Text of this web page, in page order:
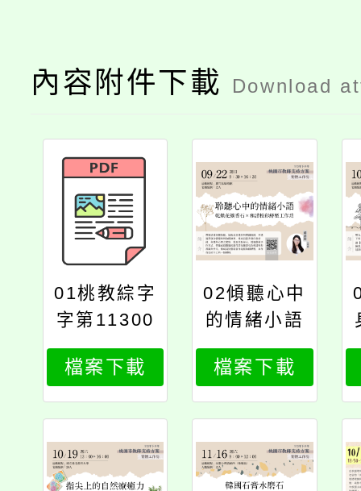
內容附件下載 Download
01桃教綜字
字第11300
89231號
檔案下載
02傾聽心中
的情緒小語
檔案下載